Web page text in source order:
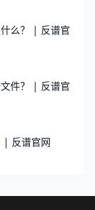
么？ | 反谱官
件？ | 反谱官
| 反谱官网